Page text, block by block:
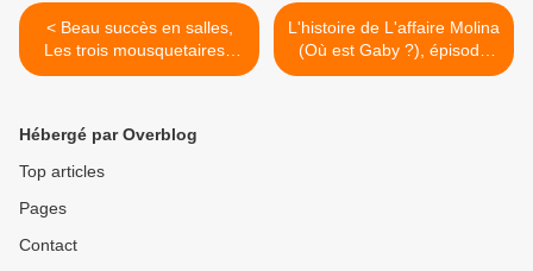
< Beau succès en salles,
Les trois mousquetaires -
D'Artagnan visible ce soir
L'histoire de L'affaire Molina
(Où est Gaby ?), épisode
de Le crime lui va si bien,
Hébergé par Overblog
Top articles
Pages
Contact